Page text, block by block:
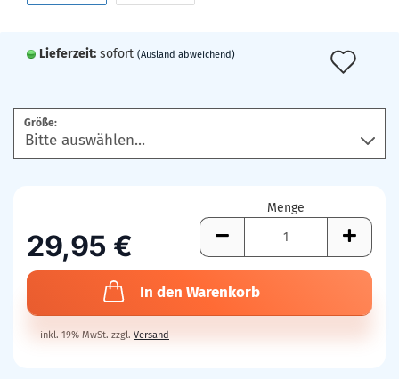
Lieferzeit: sofort (Ausland abweichend)
Größe:
29,95 €
Menge
In den Warenkorb
inkl. 19% MwSt. zzgl. Versand